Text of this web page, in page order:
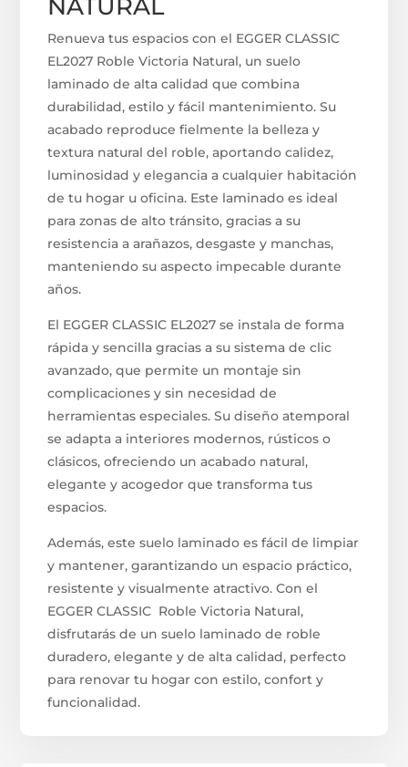
NATURAL
Renueva tus espacios con el EGGER CLASSIC
EL2027 Roble Victoria Natural, un suelo
laminado de alta calidad que combina
durabilidad, estilo y fácil mantenimiento. Su
acabado reproduce fielmente la belleza y
textura natural del roble, aportando calidez,
luminosidad y elegancia a cualquier habitación
de tu hogar u oficina. Este laminado es ideal
para zonas de alto tránsito, gracias a su
resistencia a arañazos, desgaste y manchas,
manteniendo su aspecto impecable durante
años.
El EGGER CLASSIC EL2027 se instala de forma
rápida y sencilla gracias a su sistema de clic
avanzado, que permite un montaje sin
complicaciones y sin necesidad de
herramientas especiales. Su diseño atemporal
se adapta a interiores modernos, rústicos o
clásicos, ofreciendo un acabado natural,
elegante y acogedor que transforma tus
espacios.
Además, este suelo laminado es fácil de limpiar
y mantener, garantizando un espacio práctico,
resistente y visualmente atractivo. Con el
EGGER CLASSIC Roble Victoria Natural,
disfrutarás de un suelo laminado de roble
duradero, elegante y de alta calidad, perfecto
para renovar tu hogar con estilo, confort y
funcionalidad.